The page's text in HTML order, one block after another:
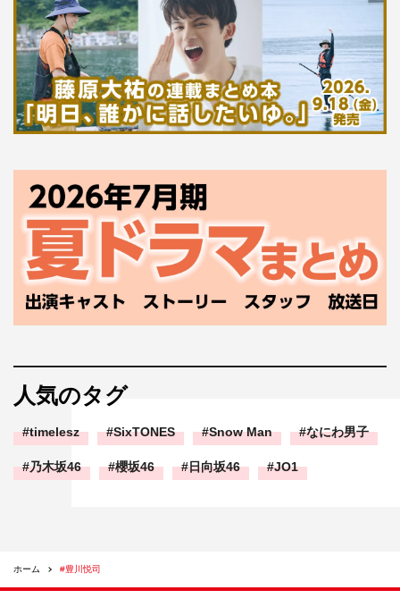
人気のタグ
timelesz SixTONES Snow Man なにわ男子
乃木坂46 櫻坂46 日向坂46 JO1
ホーム #豊川悦司